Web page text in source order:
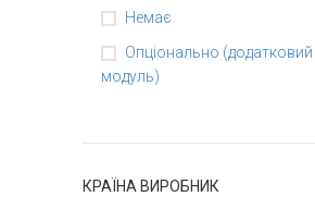
Немає
Опціонально (додатковий
модуль)
КРАЇНА ВИРОБНИК